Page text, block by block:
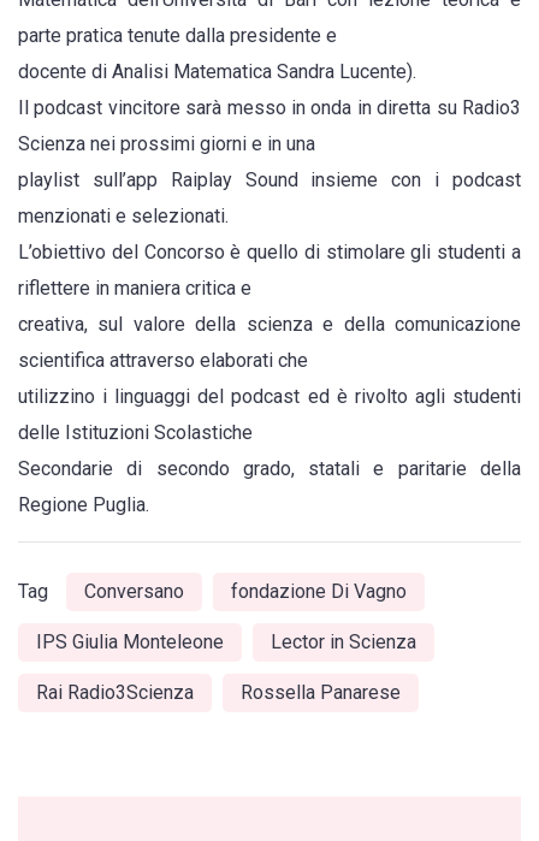
parte pratica tenute dalla presidente e
docente di Analisi Matematica Sandra Lucente).
Il podcast vincitore sarà messo in onda in diretta su Radio3
Scienza nei prossimi giorni e in una
playlist sull’app Raiplay Sound insieme con i podcast
menzionati e selezionati.
L’obiettivo del Concorso è quello di stimolare gli studenti a
riflettere in maniera critica e
creativa, sul valore della scienza e della comunicazione
scientifica attraverso elaborati che
utilizzino i linguaggi del podcast ed è rivolto agli studenti
delle Istituzioni Scolastiche
Secondarie di secondo grado, statali e paritarie della
Regione Puglia.
Tag Conversano fondazione Di Vagno
IPS Giulia Monteleone Lector in Scienza
Rai Radio3Scienza Rossella Panarese